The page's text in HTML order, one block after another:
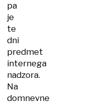
pa
je
te
dni
predmet
internega
nadzora.
Na
domnevne